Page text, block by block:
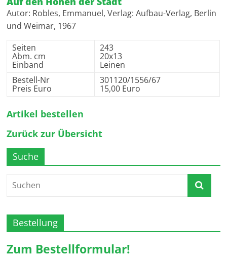
Autor: Robles, Emmanuel, Verlag: Aufbau-Verlag, Berlin
und Weimar, 1967
Seiten
Abm. cm
Einband
243
20x13
Leinen
Bestell-Nr
Preis Euro
301120/1556/67
15,00 Euro
Artikel bestellen
Zurück zur Übersicht
Suche
Bestellung
Zum Bestellformular!